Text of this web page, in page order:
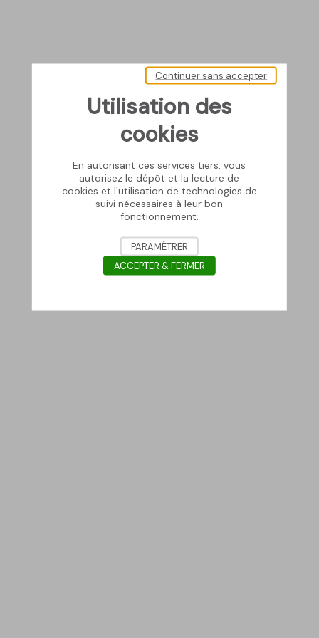
Utilisation des
cookies
En autorisant ces services tiers, vous
autorisez le dépôt et la lecture de
cookies et l'utilisation de technologies de
suivi nécessaires à leur bon
fonctionnement.
Continuer sans accepter
PARAMÉTRER
ACCEPTER & FERMER